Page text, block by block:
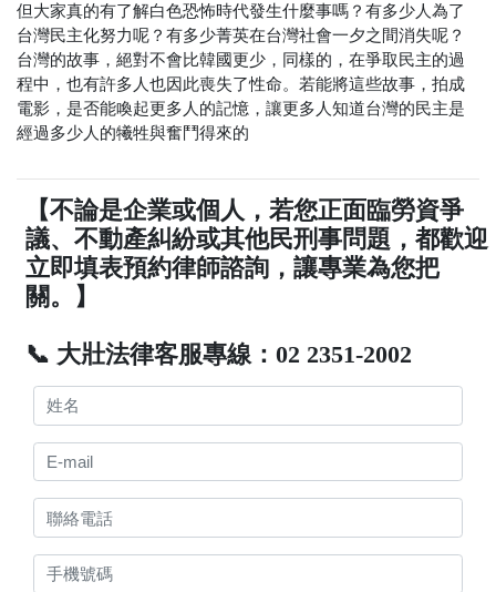
但大家真的有了解白色恐怖時代發生什麼事嗎？有多少人為了
台灣民主化努力呢？有多少菁英在台灣社會一夕之間消失呢？
台灣的故事，絕對不會比韓國更少，同樣的，在爭取民主的過
程中，也有許多人也因此喪失了性命。若能將這些故事，拍成
電影，是否能喚起更多人的記憶，讓更多人知道台灣的民主是
經過多少人的犧牲與奮鬥得來的
【不論是企業或個人，若您正面臨勞資爭
議、不動產糾紛或其他民刑事問題，都歡迎
立即填表預約律師諮詢，讓專業為您把
關。】
📞 大壯法律客服專線：02 2351-2002